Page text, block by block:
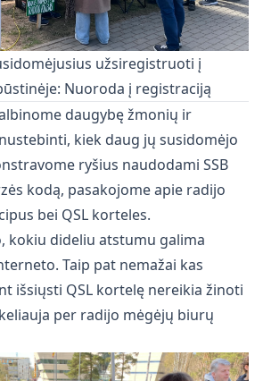
užsiregistruoti į
Nuoroda į registraciją
daugybę žmonių ir
kiek daug jų susidomėjo
ryšius naudodami SSB
kodą, pasakojome apie radijo
bei QSL korteles.
kokiu dideliu atstumu galima
Taip pat nemažai kas
išsiųsti QSL kortelę nereikia žinoti
per radijo mėgėjų biurų